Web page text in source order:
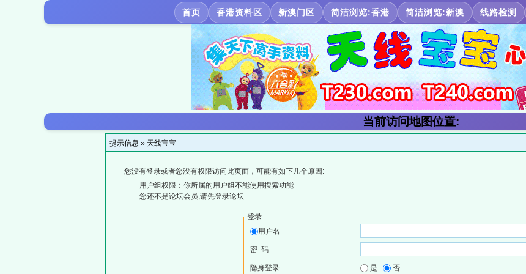
首页 香港资料区 新澳门区 简洁浏览:香港 简洁浏览:新澳 线路检测
当前访问地图位置:
提示信息 » 天线宝宝
您没有登录或者您没有权限访问此页面，可能有如下几个原因:
用户组权限：你所属的用户组不能使用搜索功能
您还不是论坛会员,请先登录论坛
登录
用户名
密 码
隐身登录 是 否